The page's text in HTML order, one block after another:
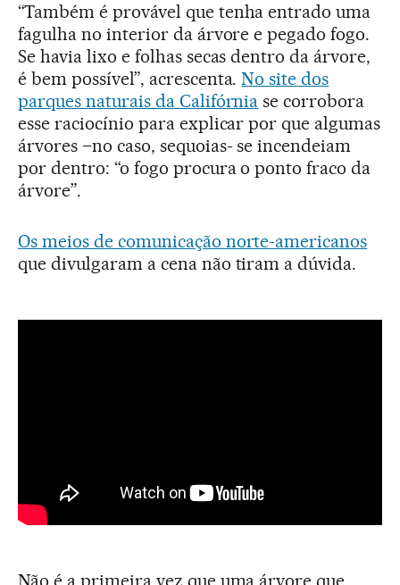
“Também é provável que tenha entrado uma
fagulha no interior da árvore e pegado fogo.
Se havia lixo e folhas secas dentro da árvore,
é bem possível”, acrescenta.No site dos
parques naturais da Califórnia se corrobora
esse raciocínio para explicar por que algumas
árvores –no caso, sequoias- se incendeiam
por dentro: “o fogo procura o ponto fraco da
árvore”.
Os meios de comunicação norte-americanos
que divulgaram a cena não tiram a dúvida.
Não é a primeira vez que uma árvore que